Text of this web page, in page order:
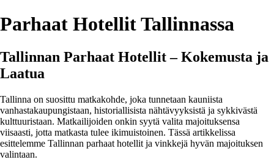
Parhaat Hotellit Tallinnassa
Tallinnan Parhaat Hotellit – Kokemusta ja
Laatua
Tallinna on suosittu matkakohde, joka tunnetaan kauniista
vanhastakaupungistaan, historiallisista nähtävyyksistä ja sykkivästä
kulttuuristaan. Matkailijoiden onkin syytä valita majoituksensa
viisaasti, jotta matkasta tulee ikimuistoinen. Tässä artikkelissa
esittelemme Tallinnan parhaat hotellit ja vinkkejä hyvän majoituksen
valintaan.